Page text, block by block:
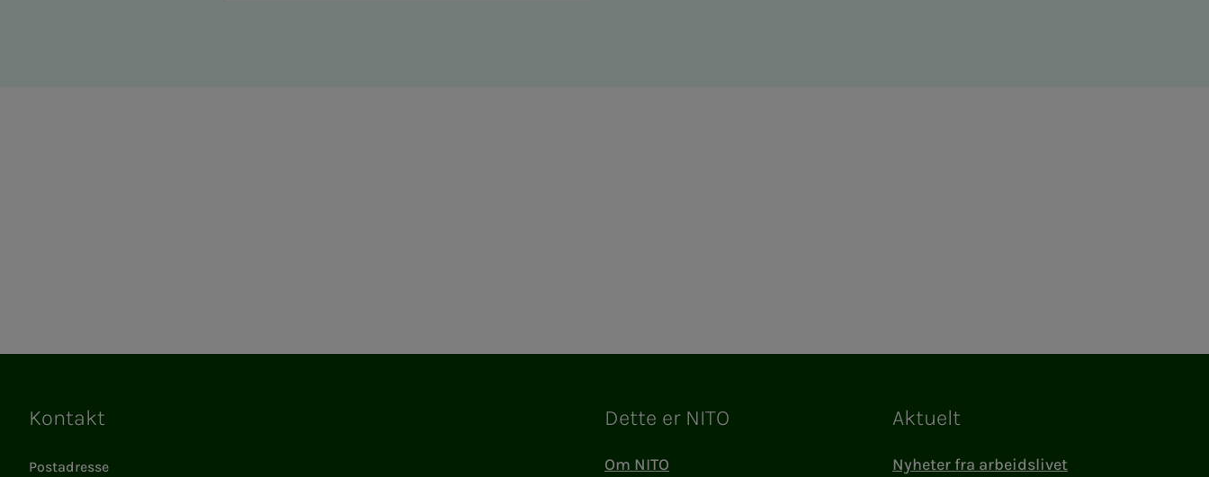
Kontakt
Postadresse
Dette er NITO
Om NITO
Aktuelt
Nyheter fra arbeidslivet